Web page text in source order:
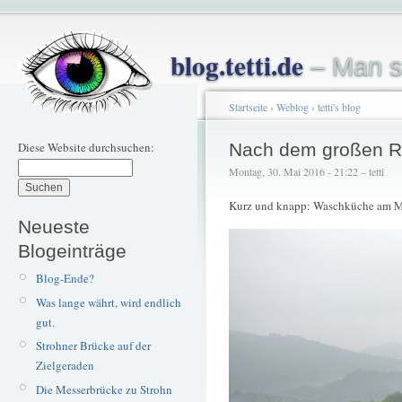
blog.tetti.de– Man
Diese Website durchsuchen:
Neueste
Blogeinträge
Blog-Ende?
Was lange währt, wird endlich
gut.
Strohner Brücke auf der
Zielgeraden
Die Messerbrücke zu Strohn
Startseite› Weblog› tetti's blog
Nach dem großen
Montag, 30. Mai 2016 - 21:22 – tetti
Kurz und knapp: Waschküche am